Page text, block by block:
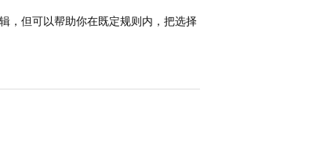
，但可以帮助你在既定规则内，把选择